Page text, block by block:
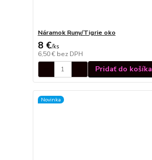
Náramok Runy/Tigrie oko
8 €/ks
6,50 € bez DPH
Pridať do košíka
Novinka